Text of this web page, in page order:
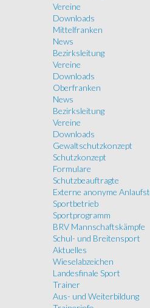
Vereine
Downloads
Mittelfranken
News
Bezirksleitung
Vereine
Downloads
Oberfranken
News
Bezirksleitung
Vereine
Downloads
Gewaltschutzkonzept
Schutzkonzept
Formulare
Schutzbeauftragte
Externe anonyme
Sportbetrieb
Sportprogramm
BRV Mannschaftskämpfe
Schul- und Breitensport
Aktuelles
Wieselabzeichen
Landesfinale Sport
Trainer
Aus- und Weiterbildung